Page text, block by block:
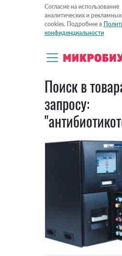
Согласие на использование
аналитических и рекламных
cookies. Подробнее в
конфиденциальности
Поиск в
запросу: